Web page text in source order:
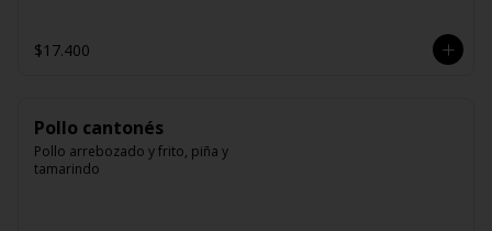
$17.400
Pollo cantonés
Pollo arrebozado y frito, piña y
tamarindo